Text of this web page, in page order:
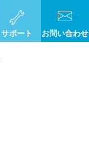
サポート お問い合わせ